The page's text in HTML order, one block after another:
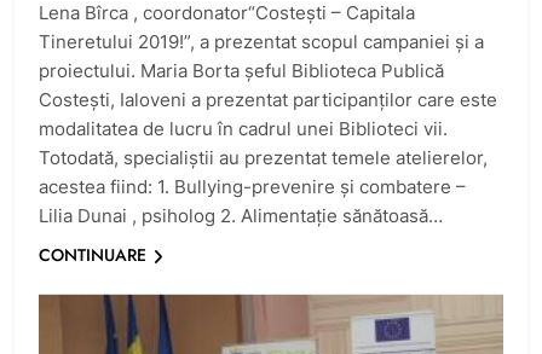
Lena Bîrca , coordonator“Costești – Capitala
Tineretului 2019!”, a prezentat scopul campaniei şi a
proiectului. Maria Borta șeful Biblioteca Publică
Costeşti, Ialoveni a prezentat participanţilor care este
modalitatea de lucru în cadrul unei Biblioteci vii.
Totodată, specialiştii au prezentat temele atelierelor,
acestea fiind: 1. Bullying-prevenire şi combatere –
Lilia Dunai , psiholog 2. Alimentaţie sănătoasă…
CONTINUARE